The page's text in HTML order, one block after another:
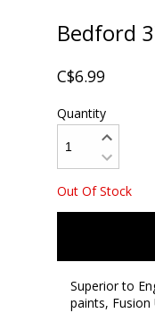
Bedford
C$6.99
Quantity
Out Of Stock
Superior to
paints, Fusion